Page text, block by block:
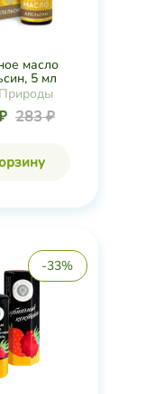
масло
5 мл
283 ₽
-33%